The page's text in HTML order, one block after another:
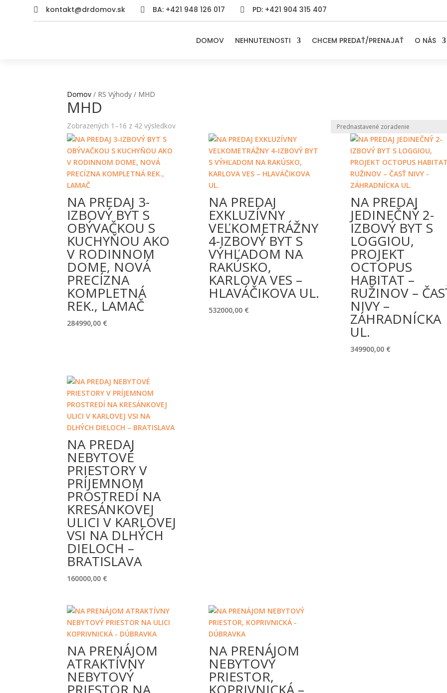
 kontakt@drdomov.sk  BA: +421 948 126 017  PD: +421 904 315 407
DOMOV NEHNUTEĽNOSTI CHCEM PREDAŤ/PRENAJAŤ O NÁS
Domov / RS Výhody / MHD
MHD
Zobrazených 1–16 z 42 výsledkov
NA PREDAJ 3-
IZBOVÝ BYT S
OBÝVAČKOU S
KUCHYŇOU AKO
V RODINNOM
DOME, NOVÁ
PRECÍZNA
KOMPLETNÁ
REK., LAMAČ
284990,00 €
NA PREDAJ
EXKLUZÍVNY
VEĽKOMETRÁŽNY
4-IZBOVÝ BYT S
VÝHĽADOM NA
RAKÚSKO,
KARLOVA VES –
HLAVÁČIKOVA UL.
532000,00 €
NA PREDAJ
JEDINEČNÝ 2-
IZBOVÝ BYT S
LOGGIOU,
PROJEKT
OCTOPUS
HABITAT –
RUŽINOV –
NIVY –
ZÁHRADNÍCKA
UL.
349900,00 €
NA PREDAJ
NEBYTOVÉ
PRIESTORY V
PRÍJEMNOM
PROSTREDÍ NA
KRESÁNKOVEJ
ULICI V KARLOVEJ
VSI NA DLHÝCH
DIELOCH –
BRATISLAVA
160000,00 €
NA PRENÁJOM
ATRAKTÍVNY
NEBYTOVÝ
PRIESTOR NA
NA PRENÁJOM
NEBYTOVÝ
PRIESTOR,
KOPRIVNICKÁ –